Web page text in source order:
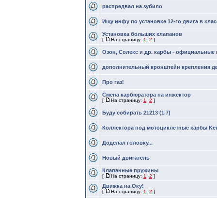
распредвал на зубило
Ищу инфу по установке 12-го двига в
Установка больших клапанов
[ На страницу: 1 2 ]
Озон, Солекс и др. карбы - официальные
дополнительный кронштейн крепления
Про газ!
Смена карбюратора на инжектор
[ На страницу: 1 2 ]
Буду собирать 21213 (1.7)
Коллектора под мотоциклетные карбы
Доделал головку...
Новый двигатель
Клапанные пружины
[ На страницу: 1 2 ]
Движка на Оку!
[ На страницу: 1 2 ]